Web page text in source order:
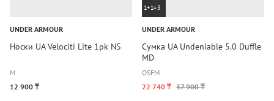
UNDER ARMOUR
Носки UA Velociti Lite 1pk NS
M
12 900 ₸
1+1=3
UNDER ARMOUR
Сумка UA Undeniable 5.0 Duffle
MD
OSFM
22 740 ₸ 37 900 ₸